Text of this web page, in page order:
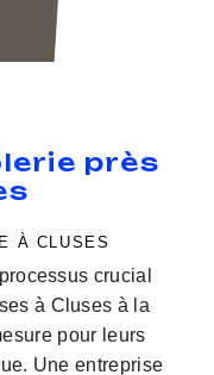
près
À CLUSES
crucial
à Cluses à la
pour leurs
Une entreprise